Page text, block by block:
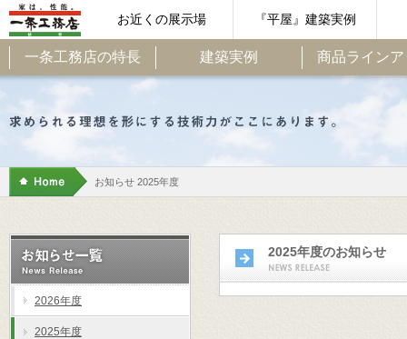
お近くの展示場 『平屋』建築実例
一条工務店の特長 建築実例 商品ライン
お知らせ 2025年度
2026年度
2025年度
2025年度のお知らせ